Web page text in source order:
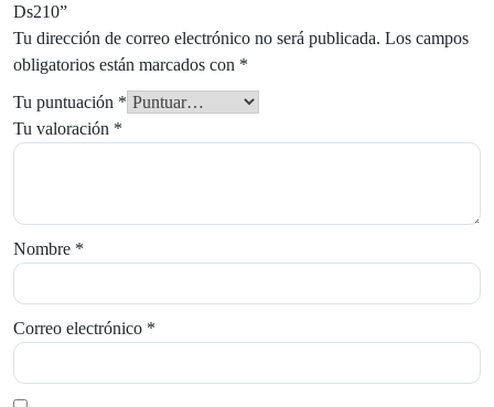
Ds210”
Tu dirección de correo electrónico no será publicada. Los campos
obligatorios están marcados con *
Tu puntuación *
Tu valoración *
Nombre *
Correo electrónico *